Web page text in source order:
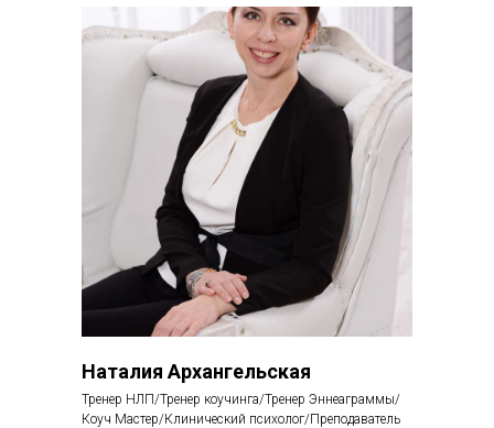
Наталия Архангельская
Тренер НЛП/Тренер коучинга/Тренер Эннеаграммы/
Коуч Мастер/Клинический психолог/Преподаватель